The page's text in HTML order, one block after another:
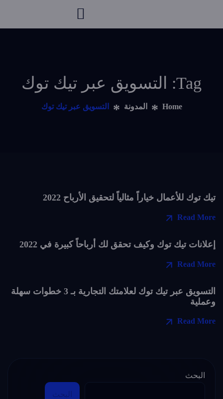
Tag: التسويق عبر تيك توك
Home المدونة التسويق عبر تيك توك
تيك توك للأعمال خياراً مثالياً لتحقيق الأرباح 2022
Read More
إعلانات تيك توك وكيف تحقق لك أرباحاً كبيرة في 2022
Read More
التسويق عبر تيك توك لعلامتك التجارية بـ 3 خطوات سهلة
وعملية
Read More
البحث
البحث